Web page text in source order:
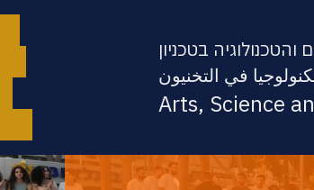
בטכניון
في التخنيون
Arts, Science